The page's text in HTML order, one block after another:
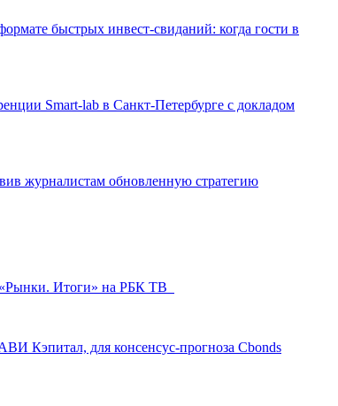
быстрых инвест-свиданий: когда гости в
Smart-lab в Санкт-Петербурге с докладом
журналистам обновленную стратегию
«Рынки. Итоги» на РБК ТВ
Кэпитал, для консенсус-прогноза Cbonds